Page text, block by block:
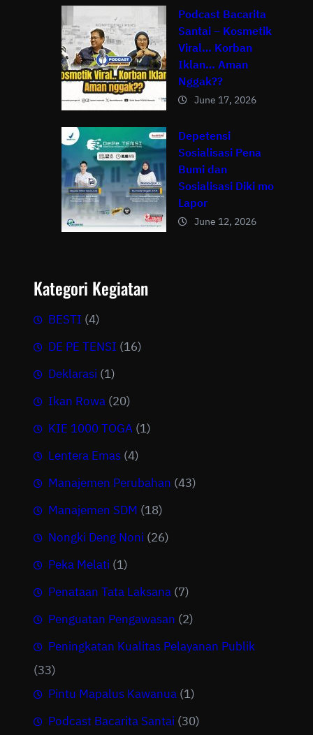
Podcast Bacarita
Santai – Kosmetik
Viral… Korban
Iklan… Aman
Nggak??
June 17, 2026
Depetensi
Sosialisasi Pena
Bumi dan
Sosialisasi Diki mo
Lapor
June 12, 2026
Kategori Kegiatan
BESTI (4)
DE PE TENSI (16)
Deklarasi (1)
Ikan Rowa (20)
KIE 1000 TOGA (1)
Lentera Emas (4)
Manajemen Perubahan (43)
Manajemen SDM (18)
Nongki Deng Noni (26)
Peka Melati (1)
Penataan Tata Laksana (7)
Penguatan Pengawasan (2)
Peningkatan Kualitas Pelayanan Publik
(33)
Pintu Mapalus Kawanua (1)
Podcast Bacarita Santai (30)